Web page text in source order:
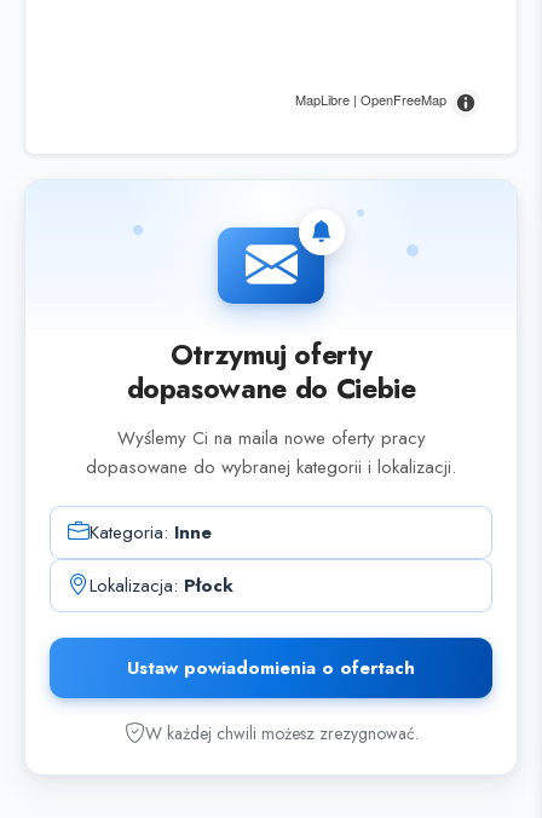
MapLibre | OpenFreeMap
Otrzymuj oferty
dopasowane do Ciebie
Wyślemy Ci na maila nowe oferty pracy
dopasowane do wybranej kategorii i lokalizacji.
Kategoria: Inne
Lokalizacja: Płock
Ustaw powiadomienia o ofertach
W każdej chwili możesz zrezygnować.